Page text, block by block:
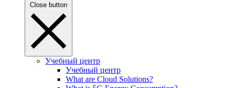
Close button
Учебный центр
Учебный центр
What are Cloud Solutions?